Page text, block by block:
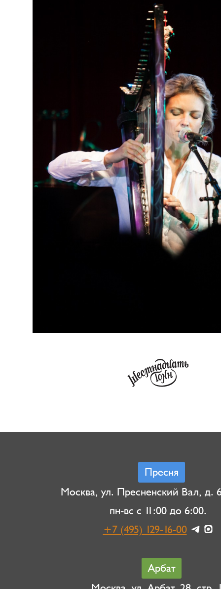
Пресня
Москва, ул. Пресненский Вал, д.
пн-вс с 11:00 до 6:00.
+7 (495) 129-16-00
Арбат